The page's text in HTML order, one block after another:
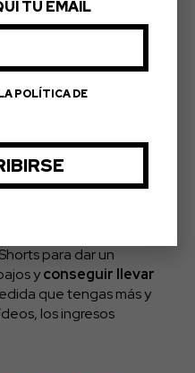
en línea donde los
tu música. También
clases de música en
y promocionarlos en
estrategia,
a la acción que
a visitar tu sitio web o
monetizado,
para dar un
yconseguir llevar
que tengas más y
los ingresos
TU EMAIL
POLÍTICA DE